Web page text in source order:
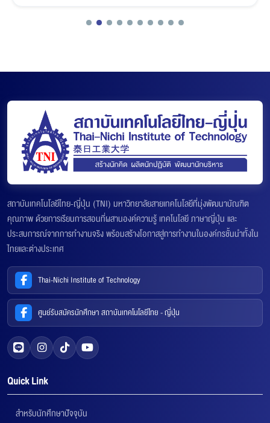
สถาบันเทคโนโลยีไทย-ญี่ปุ่น (TNI) มหาวิทยาลัยสายเทคโนโลยีที่มุ่งพัฒนาบัณฑิต
คุณภาพ ด้วยการเรียนการสอนที่ผสานองค์ความรู้ เทคโนโลยี ภาษาญี่ปุ่น และ
ประสบการณ์จากการทำงานจริง พร้อมสร้างโอกาสสู่การทำงานในองค์กรชั้นนำทั้งใน
ไทยและต่างประเทศ
Thai-Nichi Institute of Technology
ศูนย์รับสมัครนักศึกษา สถาบันเทคโนโลยีไทย - ญี่ปุ่น
Quick Link
สำหรับนักศึกษาปัจจุบัน